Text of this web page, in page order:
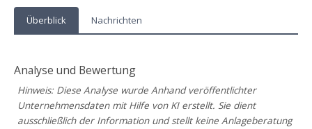
Überblick Nachrichten
Analyse und Bewertung
Hinweis: Diese Analyse wurde Anhand veröffentlichter
Unternehmensdaten mit Hilfe von KI erstellt. Sie dient
ausschließlich der Information und stellt keine Anlageberatung